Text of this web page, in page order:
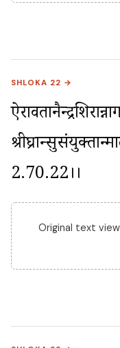
SHLOKA 22 →
2.70.22।।
Original text